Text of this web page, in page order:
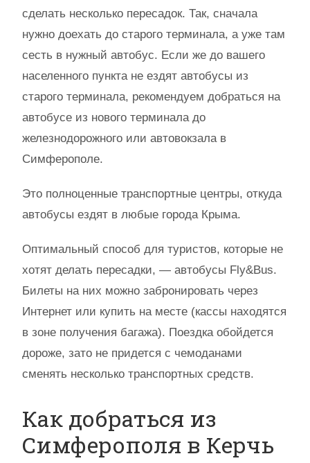
сделать несколько пересадок. Так, сначала
нужно доехать до старого терминала, а уже там
сесть в нужный автобус. Если же до вашего
населенного пункта не ездят автобусы из
старого терминала, рекомендуем добраться на
автобусе из нового терминала до
железнодорожного или автовокзала в
Симферополе.
Это полноценные транспортные центры, откуда
автобусы ездят в любые города Крыма.
Оптимальный способ для туристов, которые не
хотят делать пересадки, — автобусы Fly&Bus.
Билеты на них можно забронировать через
Интернет или купить на месте (кассы находятся
в зоне получения багажа). Поездка обойдется
дороже, зато не придется с чемоданами
сменять несколько транспортных средств.
Как добраться из
Симферополя в Керчь